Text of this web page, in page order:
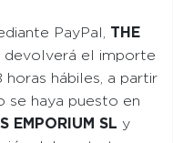
PayPal, THE
devolverá el importe
hábiles, a partir
se haya puesto en
EMPORIUM SL y